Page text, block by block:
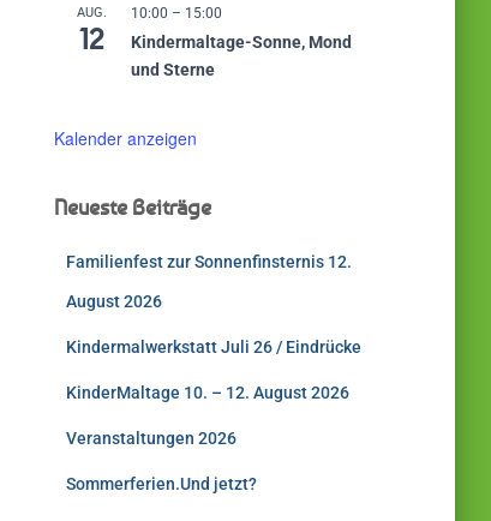
AUG.
12
10:00 – 15:00
Kindermaltage-Sonne, Mond
und Sterne
Kalender anzeigen
Neueste Beiträge
Familienfest zur Sonnenfinsternis 12.
August 2026
Kindermalwerkstatt Juli 26 / Eindrücke
KinderMaltage 10. – 12. August 2026
Veranstaltungen 2026
Sommerferien.Und jetzt?